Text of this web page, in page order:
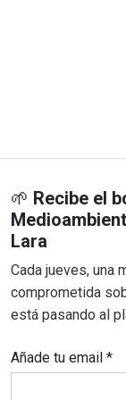
🌱 Recibe el
Lara
Cada jueves, una
comprometida
está pasando al
Añade tu email*